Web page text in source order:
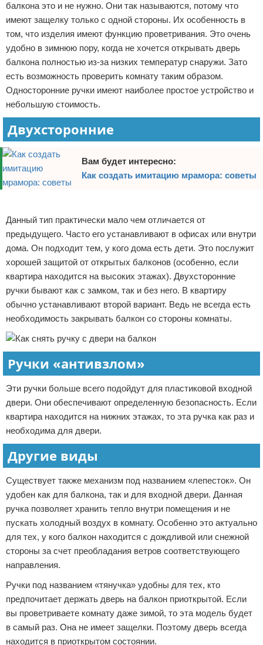
балкона это и не нужно. Они так называются, потому что
имеют защелку только с одной стороны. Их особенность в
том, что изделия имеют функцию проветривания. Это очень
удобно в зимнюю пору, когда не хочется открывать дверь
балкона полностью из-за низких температур снаружи. Зато
есть возможность проверить комнату таким образом.
Односторонние ручки имеют наиболее простое устройство и
небольшую стоимость.
Двухсторонние
Вам будет интересно:
Как создать имитацию мрамора: советы
Данный тип практически мало чем отличается от
предыдущего. Часто его устанавливают в офисах или внутри
дома. Он подходит тем, у кого дома есть дети. Это послужит
хорошей защитой от открытых балконов (особенно, если
квартира находится на высоких этажах). Двухсторонние
ручки бывают как с замком, так и без него. В квартиру
обычно устанавливают второй вариант. Ведь не всегда есть
необходимость закрывать балкон со стороны комнаты.
Ручки «антивзлом»
Эти ручки больше всего подойдут для пластиковой входной
двери. Они обеспечивают определенную безопасность. Если
квартира находится на нижних этажах, то эта ручка как раз и
необходима для двери.
Другие виды
Существует также механизм под названием «лепесток». Он
удобен как для балкона, так и для входной двери. Данная
ручка позволяет хранить тепло внутри помещения и не
пускать холодный воздух в комнату. Особенно это актуально
для тех, у кого балкон находится с дождливой или снежной
стороны за счет преобладания ветров соответствующего
направления.
Ручки под названием «тянучка» удобны для тех, кто
предпочитает держать дверь на балкон приоткрытой. Если
вы проветриваете комнату даже зимой, то эта модель будет
в самый раз. Она не имеет защелки. Поэтому дверь всегда
находится в приоткрытом состоянии.